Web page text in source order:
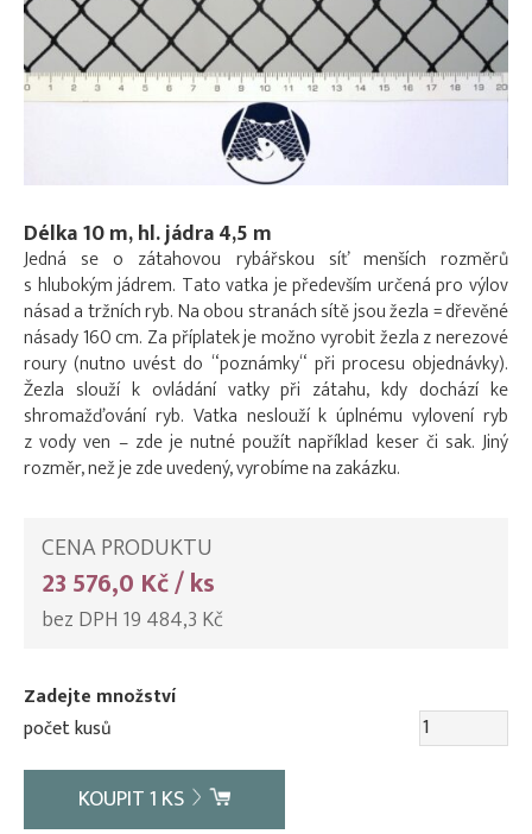
Délka 10 m, hl. jádra 4,5 m
Jedná se o zátahovou rybářskou síť menších rozměrů
s hlubokým jádrem. Tato vatka je především určená pro výlov
násad a tržních ryb. Na obou stranách sítě jsou žezla = dřevěné
násady 160 cm. Za příplatek je možno vyrobit žezla z nerezové
roury (nutno uvést do “poznámky“ při procesu objednávky).
Žezla slouží k ovládání vatky při zátahu, kdy dochází ke
shromažďování ryb. Vatka neslouží k úplnému vylovení ryb
z vody ven – zde je nutné použít například keser či sak. Jiný
rozměr, než je zde uvedený, vyrobíme na zakázku.
CENA PRODUKTU
23 576,0 Kč / ks
bez DPH 19 484,3 Kč
Zadejte množství
počet kusů
KOUPIT1 KS